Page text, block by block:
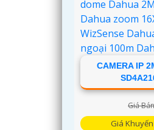
CAMERA IP
Giá
Giá